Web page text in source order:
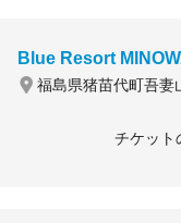
Blue Resort
福島県猪苗代町吾妻
チケット